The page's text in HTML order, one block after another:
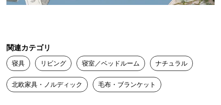
い
て
大
関連カテゴリ
寝具 リビング 寝室／ベッドルーム ナチュラル
北欧家具・ノルディック 毛布・ブランケット